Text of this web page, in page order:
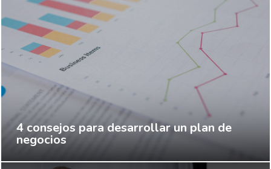
4 consejos para desarrollar un plan de
negocios